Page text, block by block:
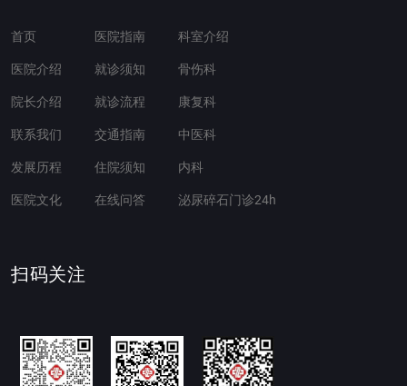
首页
医院介绍
院长介绍
联系我们
发展历程
医院文化
医院指南
就诊须知
就诊流程
交通指南
住院须知
在线问答
科室介绍
骨伤科
康复科
中医科
内科
泌尿碎石门诊24h
扫码关注